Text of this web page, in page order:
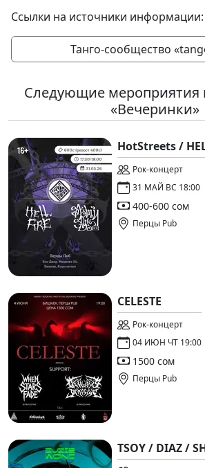
Ссылки на источники информации:
Танго-сообщество
Следующие мероприятия
«Вечеринки»
HotStreets /
Рок-концерт
31 МАЙ ВС 18:00
400-600 сом
Перцы Pub
CELESTE
Рок-концерт
04 ИЮН ЧТ 19:00
1500 сом
Перцы Pub
TSOY / DIAZ /